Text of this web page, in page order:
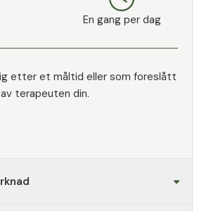
En gang per dag
etter et måltid eller som foreslått
av terapeuten din.